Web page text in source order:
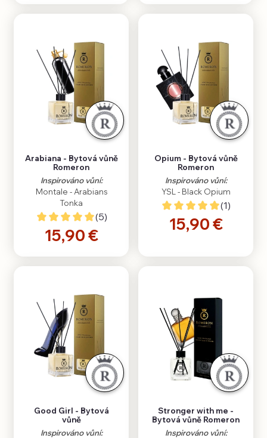
Arabiana - Bytová vůně
Romeron
Inspirováno vůní:
Montale - Arabians
Tonka
(5)
15,90 €
Opium - Bytová vůně
Romeron
Inspirováno vůní:
YSL - Black Opium
(1)
15,90 €
Good Girl - Bytová
vůně
Inspirováno vůní:
Stronger with me -
Bytová vůně Romeron
Inspirováno vůní: